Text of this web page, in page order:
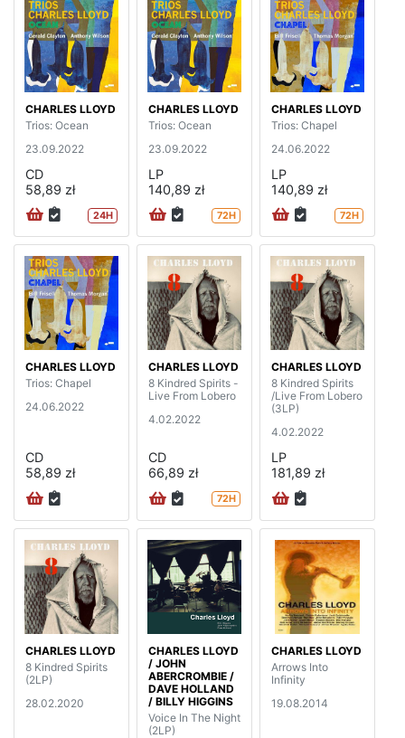
CHARLES LLOYD
Trios: Ocean
23.09.2022
CD
58,89 zł
24H
CHARLES LLOYD
Trios: Ocean
23.09.2022
LP
140,89 zł
72H
CHARLES LLOYD
Trios: Chapel
24.06.2022
LP
140,89 zł
72H
CHARLES LLOYD
Trios: Chapel
24.06.2022
CD
58,89 zł
CHARLES LLOYD
8 Kindred Spirits -
Live From Lobero
4.02.2022
CD
66,89 zł
72H
CHARLES LLOYD
8 Kindred Spirits
/Live From Lobero
(3LP)
4.02.2022
LP
181,89 zł
CHARLES LLOYD
8 Kindred Spirits
(2LP)
28.02.2020
CHARLES LLOYD
/ JOHN
ABERCROMBIE /
DAVE HOLLAND
/ BILLY HIGGINS
Voice In The Night
(2LP)
CHARLES LLOYD
Arrows Into
Infinity
19.08.2014